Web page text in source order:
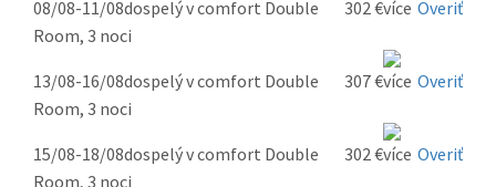
08/08-11/08dospelý v comfort Double
Room, 3 noci
302 € Overiť
13/08-16/08dospelý v comfort Double
Room, 3 noci
307 € Overiť
15/08-18/08dospelý v comfort Double
Room, 3 noci
302 € Overiť